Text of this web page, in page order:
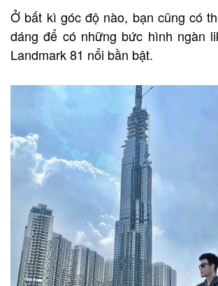
Ở bất kì góc độ nào, bạn cũng có
dáng để có những bức hình ngàn
Landmark 81 nổi bần bật.